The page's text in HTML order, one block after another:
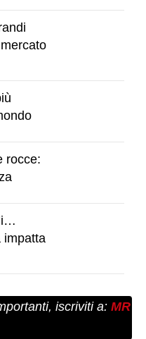
rocce:
impatta
iscriviti a: MR